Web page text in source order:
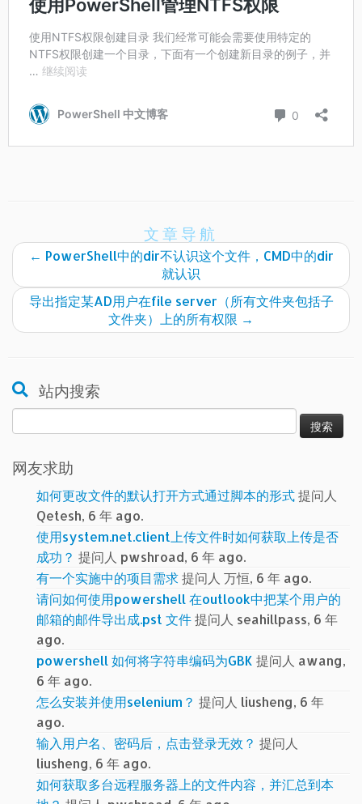
文章导航
← PowerShell中的dir不认识这个文件，CMD中的dir
就认识
导出指定某AD用户在file server（所有文件夹包括子
文件夹）上的所有权限 →
站内搜索
索：
网友求助
如何更改文件的默认打开方式通过脚本的形式提问人
Qetesh, 6 年 ago.
使用system.net.client上传文件时如何获取上传是否
成功？ 提问人 pwshroad, 6 年 ago.
有一个实施中的项目需求提问人 万恒, 6 年 ago.
请问如何使用powershell 在outlook中把某个用户的
邮箱的邮件导出成.pst 文件提问人 seahillpass, 6 年
ago.
powershell 如何将字符串编码为GBK 提问人 awang,
6 年 ago.
怎么安装并使用selenium？ 提问人 liusheng, 6 年
ago.
输入用户名、密码后，点击登录无效？ 提问人
liusheng, 6 年 ago.
如何获取多台远程服务器上的文件内容，并汇总到本